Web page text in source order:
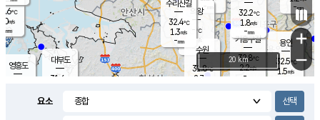
℃
m/s
mm
영흥도
- mm
용인
32.5℃
1.5m/s
-mm
대부도
31.6
의왕
- ℃
m/s
mm
기흥구갈
32.8℃
2.2m/s
-
수리산길
32.4℃
1.3m/s
-mm
32.2℃
1.8m/s
-mm
수원
31.8℃
2.7 m/s
+
−
20 km
요소